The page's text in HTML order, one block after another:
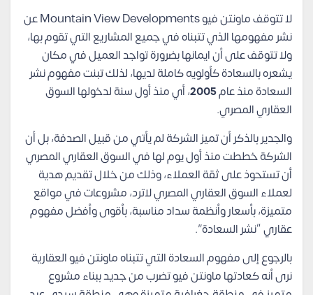
لا تتوقف ماونتن فيو Mountain View Developments عن
نشر مفهومها الذي تتبناه في جميع المشاريع التي تقوم بها،
ولا تتوقف على أن ايمانها بضرورة تواجد العميل في مكان
يشعره بالسعادة كأولويه كاملة لديها، لذلك تبنت مفهوم نشر
السعادة منذ عام2005، أي منذ أول سنة لدخولها السوق
العقاري المصري.
والجدير بالذكر أن تميز الشركة لم يأتي من قبيل الصدفة، بل أن
الشركة خططت منذ أول يوم لها في السوق العقاري المصري
أن تستحوذ على ثقة العملاء، وذلك من خلال تقديم هدية
لعملاء السوق العقاري المصري لاترد، مشروعات في مواقع
متميزة، بأسعار وأنظمة سداد مناسبة، بأقوى وأفضل مفهوم
عقاري “نشر السعادة”.
بالرجوع إلى مفهوم السعادة التي تتبناه ماونتن فيو العقارية
نرى أنه كعادتها ماونتن فيو تضرب من جديد ببناء مشروع